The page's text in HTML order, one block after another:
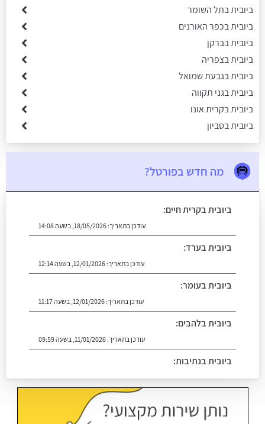
ביובית בתל השומר
ביובית בכפר האורנים
ביובית בברקן
ביובית בצפריה
ביובית בגבעת שמואל
ביובית בגני תקווה
ביובית בקרית אונו
ביובית בסביון
מה חדש בפורטל?
ביובית בקרית חיים:
עודכן בתאריך:18/05/2026, בשעה 14:08
ביובית בערד:
עודכן בתאריך:12/01/2026, בשעה 12:14
ביובית בעומר:
עודכן בתאריך:12/01/2026, בשעה 11:17
ביובית בלהבים:
עודכן בתאריך:11/01/2026, בשעה 09:59
ביובית בנתיבות:
עודכן בתאריך:18/05/2026, בשעה 14:13